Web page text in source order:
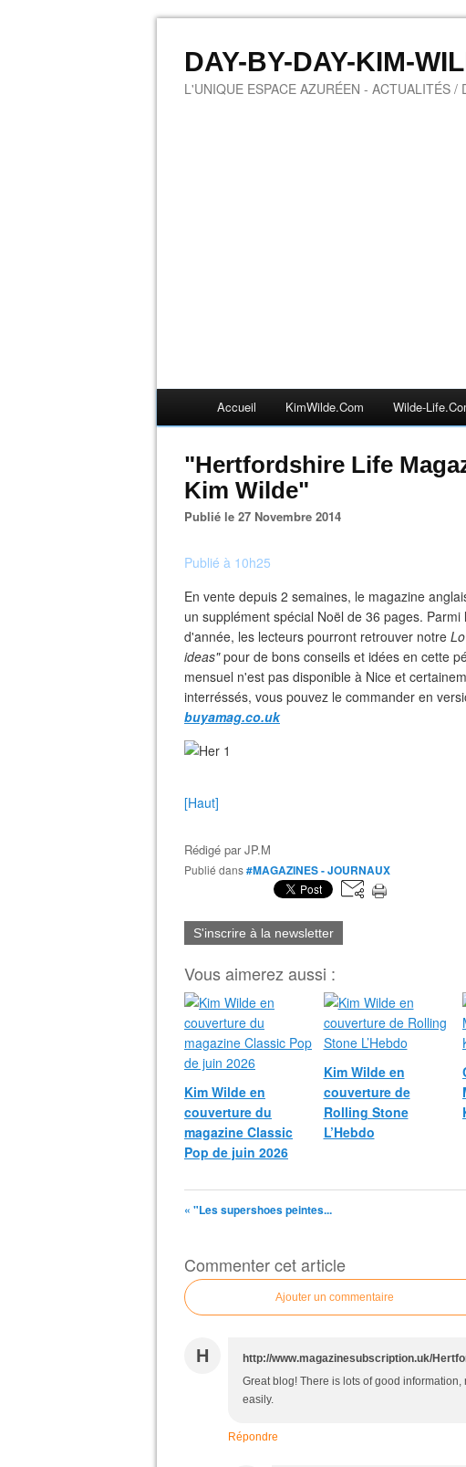
DAY-BY-DAY-KIM-
L'UNIQUE ESPACE AZURÉEN - ACTUALITÉS /
Accueil KimWilde.com Wilde-
"Hertfordshire Life
Kim Wilde"
Publié le 27 Novembre 2014
Publié à 10h25
En vente depuis 2 semaines, le magazine
un supplément spécial Noël de 36 pages.
d'année, les lecteurs pourront retrouver notre
ideas"pour de bons conseils et idées en cette
mensuel n'est pas disponible à Nice et
interréssés, vous pouvez le commander en
buyamag.co.uk
[Haut]
Rédigé parJP.M
Publié dans#MAGAZINES - JOURNAUX
S'inscrire à la newsletter
Vous aimerez aussi :
Kim Wilde en
couverture du
magazine Classic
Pop de juin 2026
Kim Wilde en
couverture de
Rolling Stone
L’Hebdo
« "Les supershoes peintes...
Commenter cet article
Ajouter un commentaire
H http://www.magazinesubscription.uk/
Great blog! There is lots of good
easily.
Répondre